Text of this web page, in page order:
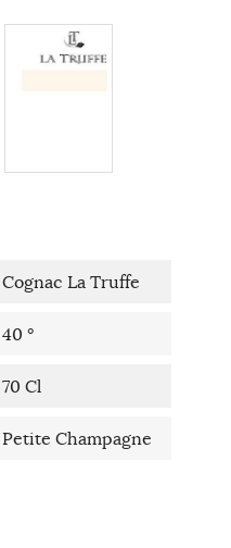
Cognac La Truffe
40 °
70 Cl
Petite Champagne